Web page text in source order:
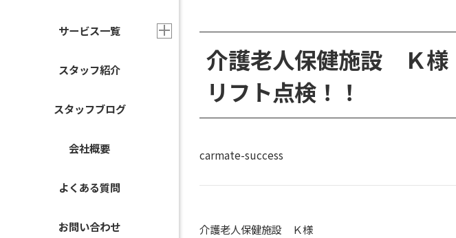
サービス一覧
スタッフ紹介
スタッフブログ
会社概要
よくある質問
お問い合わせ
介護老人保健施設 Ｋ
リフト点検！！
carmate-success
介護老人保健施設 Ｋ様